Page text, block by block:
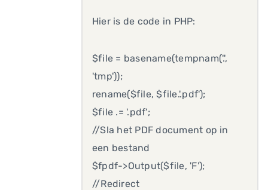
Hier is de code in PHP:
$file = basename(tempnam('.',
'tmp'));
rename($file, $file.'.pdf');
$file .= '.pdf';
//Sla het PDF document op in
een bestand
$fpdf->Output($file, 'F');
//Redirect